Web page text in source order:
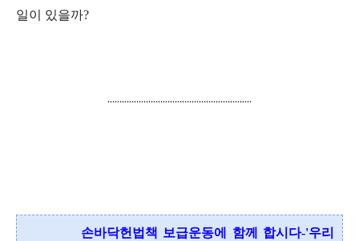
일이 있을까?
............................................................
손바닥헌법책 보급운동에 함께 합시다-'우리